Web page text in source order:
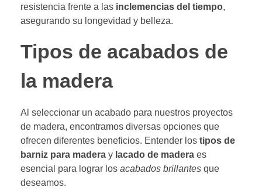
resistencia frente a las inclemencias del tiempo,
asegurando su longevidad y belleza.
Tipos de acabados de
la madera
Al seleccionar un acabado para nuestros proyectos
de madera, encontramos diversas opciones que
ofrecen diferentes beneficios. Entender los tipos de
barniz para madera y lacado de madera es
esencial para lograr los acabados brillantes que
deseamos.